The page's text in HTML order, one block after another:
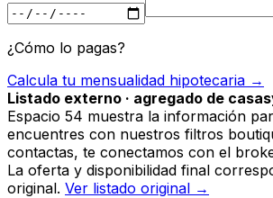
¿Cómo lo pagas?
Calcula tu mensualidad hipotecaria →
Listado externo · agregado de
Espacio 54 muestra la información
encuentres con nuestros filtros
contactas, te conectamos con el
La oferta y disponibilidad final
original. Ver listado original →